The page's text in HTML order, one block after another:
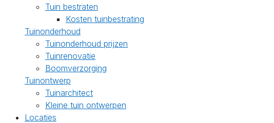
Tuin bestraten
Kosten tuinbestrating
Tuinonderhoud
Tuinonderhoud prijzen
Tuinrenovatie
Boomverzorging
Tuinontwerp
Tuinarchitect
Kleine tuin ontwerpen
Locaties